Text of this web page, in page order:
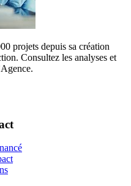
projets depuis sa création
Consultez les analyses et